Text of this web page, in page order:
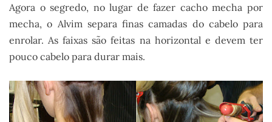
Agora o segredo, no lugar de fazer cacho mecha por
mecha, o Alvim separa finas camadas do cabelo para
enrolar. As faixas são feitas na horizontal e devem ter
pouco cabelo para durar mais.